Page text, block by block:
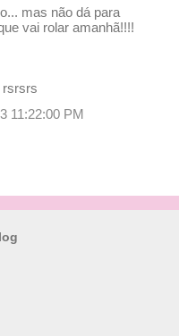
mas não dá para
vai rolar amanhã!!!!
rsrsrs
11:22:00 PM